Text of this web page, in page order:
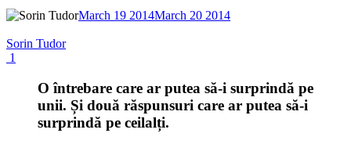
March 19 2014March 20 2014
Sorin Tudor
1
O întrebare care ar putea să-i surprindă pe
unii. Și două răspunsuri care ar putea să-i
surprindă pe ceilalți.